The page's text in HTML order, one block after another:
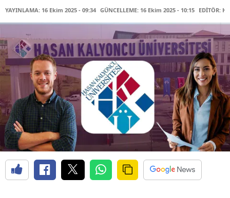
YAYINLAMA: 16 Ekim 2025 - 09:34 GÜNCELLEME: 16 Ekim 2025 - 10:15 EDİTÖR: